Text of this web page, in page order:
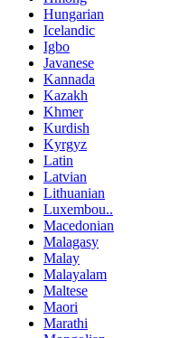
Hungarian
Icelandic
Igbo
Javanese
Kannada
Kazakh
Khmer
Kurdish
Kyrgyz
Latin
Latvian
Lithuanian
Luxembou..
Macedonian
Malagasy
Malay
Malayalam
Maltese
Maori
Marathi